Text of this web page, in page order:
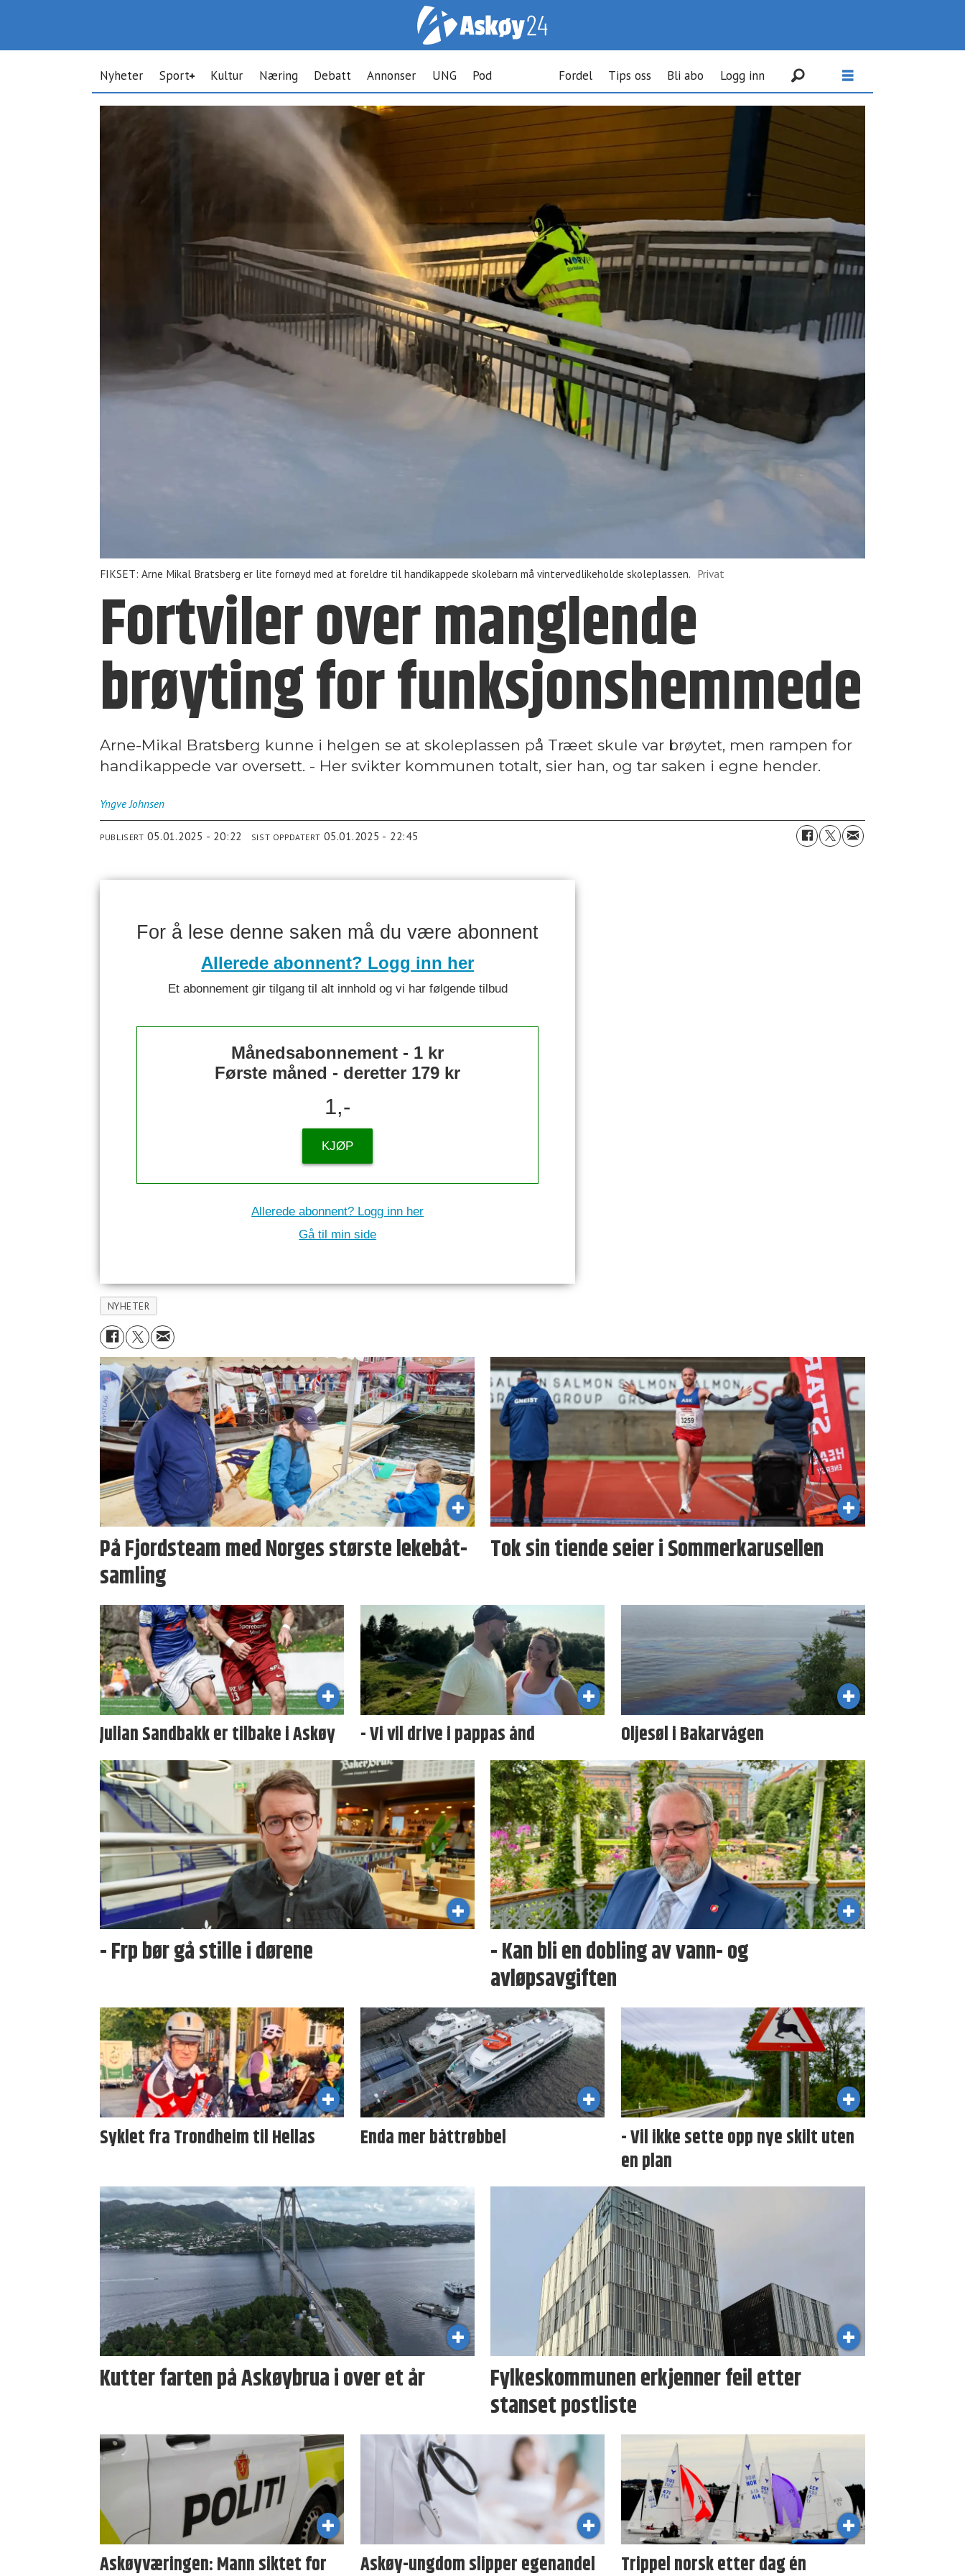
Nyheter Sport Kultur Næring Debatt Annonser UNG Pod Fordel Tips oss Bli abo Logg inn
FIKSET: Arne Mikal Bratsberg er lite fornøyd med at foreldre til handikappede skolebarn må vintervedlikeholde skoleplassen. Privat
Fortviler over manglende
brøyting for funksjonshemmede
Arne-Mikal Bratsberg kunne i helgen se at skoleplassen på Træet skule var brøytet, men rampen for
handikappede var oversett. - Her svikter kommunen totalt, sier han, og tar saken i egne hender.
Yngve Johnsen
PUBLISERT 05.01.2025 - 20:22 SIST OPPDATERT 05.01.2025 - 22:45
For å lese denne saken må du være abonnent
Allerede abonnent? Logg inn her
Et abonnement gir tilgang til alt innhold og vi har følgende tilbud
Månedsabonnement - 1 kr
Første måned - deretter 179 kr
1,-
KJØP
Allerede abonnent? Logg inn her
Gå til min side
NYHETER
På Fjordsteam med Norges største lekebåt-
samling
Tok sin tiende seier i Sommer­karusellen
Julian Sandbakk er tilbake i Askøy - Vi vil drive i pappas ånd Oljesøl i Bakarvågen
- Frp bør gå stille i dørene - Kan bli en dobling av vann- og
avløpsavgiften
Syklet fra Trondheim til Hellas Enda mer båttrøbbel
- Vil ikke sette opp nye skilt uten
en plan
Kutter farten på Askøybrua i over et år Fylkeskommunen erkjenner feil etter
stanset postliste
Askøyværingen: Mann siktet for
Askøy-ungdom slipper egenandel
Trippel norsk etter dag én